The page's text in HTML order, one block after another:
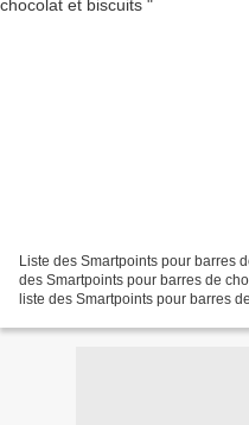
Liste des Smartpoints pour barres de
des Smartpoints pour barres de
liste des Smartpoints pour barres